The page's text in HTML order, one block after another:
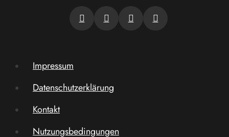
Impressum
Datenschutzerklärung
Kontakt
Nutzungsbedingungen